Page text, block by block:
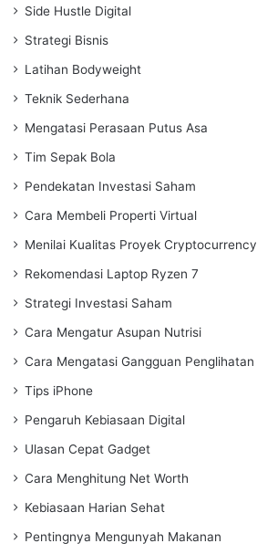
Side Hustle Digital
Strategi Bisnis
Latihan Bodyweight
Teknik Sederhana
Mengatasi Perasaan Putus Asa
Tim Sepak Bola
Pendekatan Investasi Saham
Cara Membeli Properti Virtual
Menilai Kualitas Proyek Cryptocurrency
Rekomendasi Laptop Ryzen 7
Strategi Investasi Saham
Cara Mengatur Asupan Nutrisi
Cara Mengatasi Gangguan Penglihatan
Tips iPhone
Pengaruh Kebiasaan Digital
Ulasan Cepat Gadget
Cara Menghitung Net Worth
Kebiasaan Harian Sehat
Pentingnya Mengunyah Makanan